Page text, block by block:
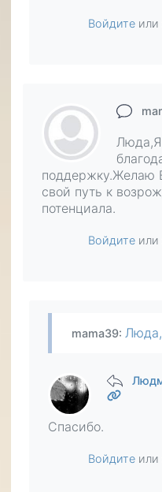
Войдите или
поддержку.Желаю
свой путь к
потенциала.
Войдите или
mama39: Люда,Я Вам от всей души
Спасибо.
Войдите или